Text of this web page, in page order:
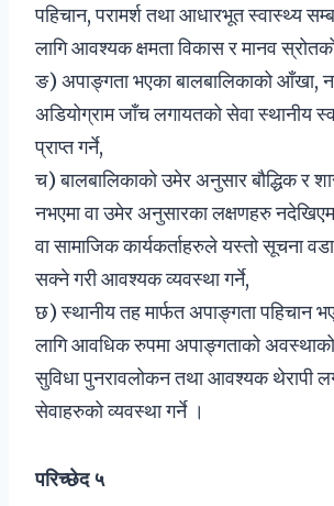
पहिचान, परामर्श तथा आधारभूत स्वास्थ्य
लागि आवश्यक क्षमता विकास र मानव
ङ) अपाङ्गता भएका बालबालिकाको आँखा,
अडियोग्राम जाँच लगायतको सेवा स्थानीय
प्राप्त गर्ने,
च) बालबालिकाको उमेर अनुसार बौद्धिक र
नभएमा वा उमेर अनुसारका लक्षणहरु
वा सामाजिक कार्यकर्ताहरुले यस्तो सूचना
सक्ने गरी आवश्यक व्यवस्था गर्ने,
छ) स्थानीय तह मार्फत अपाङ्गता पहिचान
लागि आवधिक रुपमा अपाङ्गताको
सुविधा पुनरावलोकन तथा आवश्यक थेरापी
सेवाहरुको व्यवस्था गर्ने ।
परिच्छेद ५